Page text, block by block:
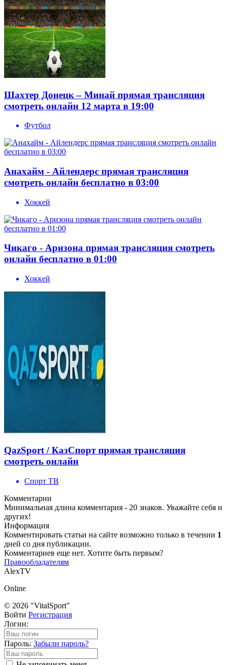
Шахтер Донецк – Минай прямая трансляция
смотреть онлайн 12 марта в 19:00
Футбол
Анахайм - Айлендерс прямая трансляция
смотреть онлайн бесплатно в 03:00
Хоккей
Чикаго - Аризона прямая трансляция смотреть
онлайн бесплатно в 01:00
Хоккей
QazSport / КазСпорт прямая трансляция
смотреть онлайн
Спорт ТВ
Комментарии
Минимальная длина комментария - 20 знаков. Уважайте себя и
других!
Информация
Комментировать статьи на сайте возможно только в течении 1
дней со дня публикации.
Комментариев еще нет. Хотите быть первым?
Правообладателям
AlexTV
Online
© 2026 "VitalSport"
Войти Регистрация
Логин:
Пароль: Забыли пароль?